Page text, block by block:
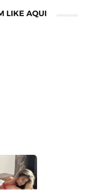
LIKE AQUI